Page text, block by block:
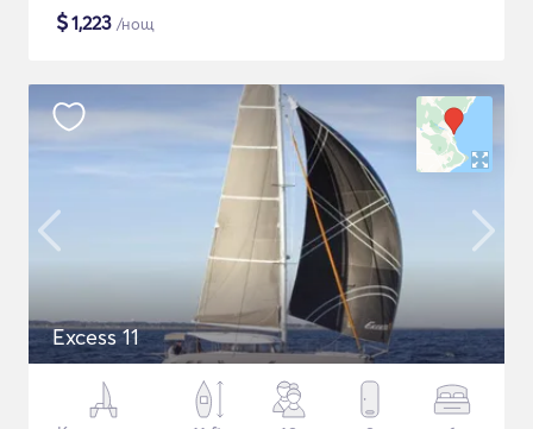
$1,223 /нощ
Excess 11